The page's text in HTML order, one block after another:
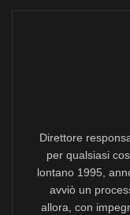
Direttore
per qualsiasi
lontano 1995,
avviò un
allora, con